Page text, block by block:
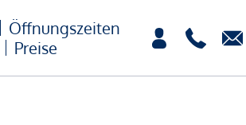
Öffnungszeiten
Preise